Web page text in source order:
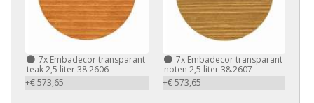
7x Embadecor transparant
teak 2,5 liter 38.2606
+€ 573,65
7xEmbadecor transparant
noten 2,5 liter 38.2607
+€ 573,65